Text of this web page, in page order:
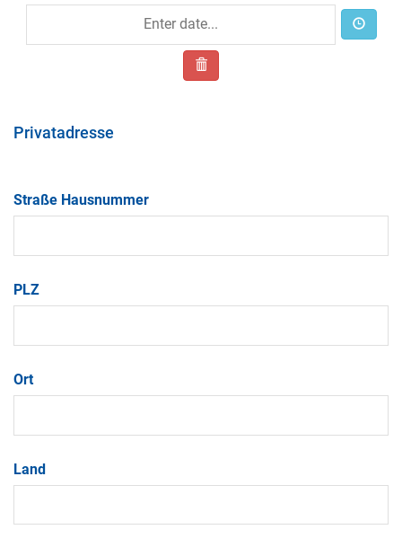
Privatadresse
Straße Hausnummer
PLZ
Ort
Land